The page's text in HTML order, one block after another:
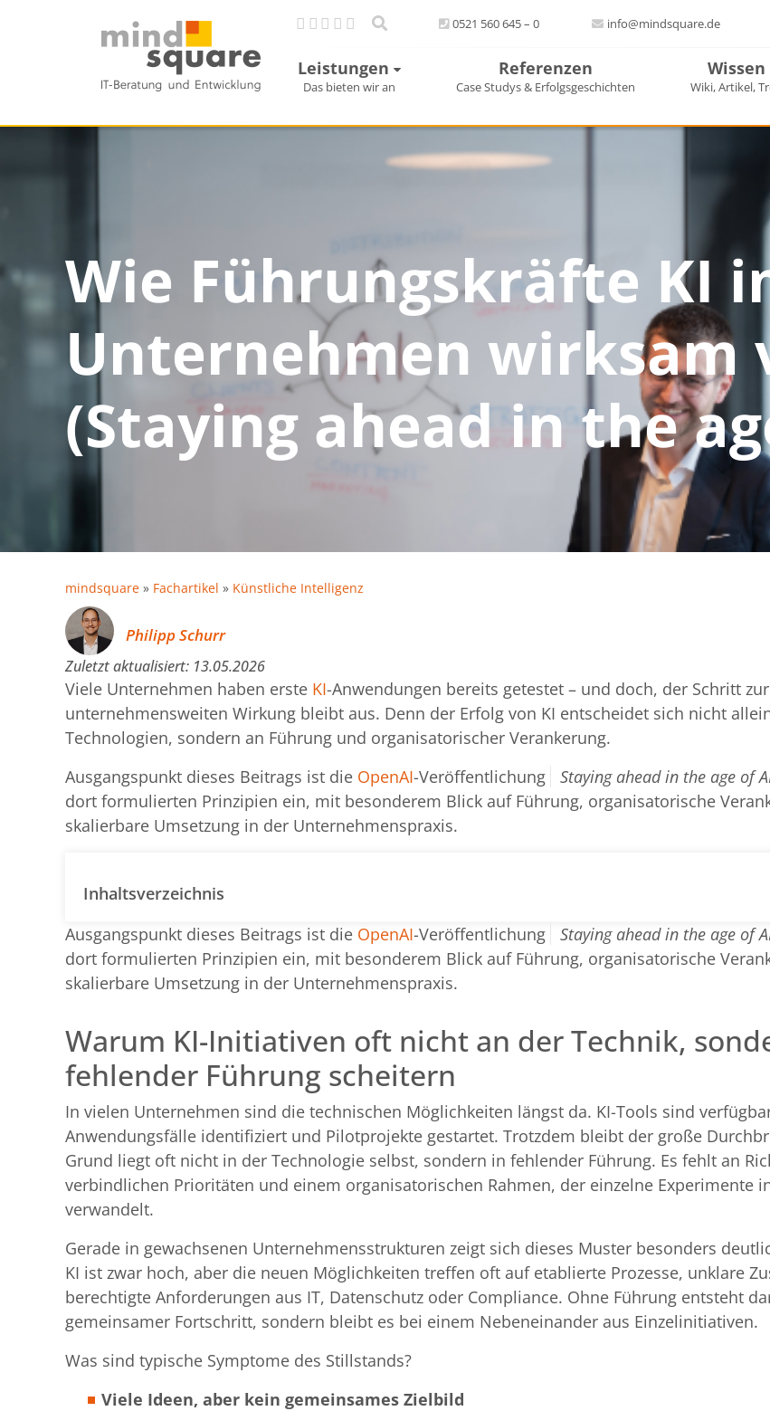
0521 560 645 – 0 info@mindsquare.de
Leistungen
Das bieten wir an
Referenzen
Case Studys & Erfolgsgeschichten
Wissen
Wiki, Artikel,
Wie Führungskräfte KI
Unternehmen wirksam
(Staying ahead in the
mindsquare » Fachartikel » Künstliche Intelligenz
Philipp Schurr
Zuletzt aktualisiert: 13.05.2026
Viele Unternehmen haben erste KI-Anwendungen bereits getestet – und doch, der Schritt zur
unternehmensweiten Wirkung bleibt aus. Denn der Erfolg von KI entscheidet sich nicht
Technologien, sondern an Führung und organisatorischer Verankerung.
Ausgangspunkt dieses Beitrags ist die OpenAI-Veröffentlichung Staying ahead in the age of
dort formulierten Prinzipien ein, mit besonderem Blick auf Führung, organisatorische
skalierbare Umsetzung in der Unternehmenspraxis.
Inhaltsverzeichnis
Ausgangspunkt dieses Beitrags ist die OpenAI-Veröffentlichung Staying ahead in the age of
dort formulierten Prinzipien ein, mit besonderem Blick auf Führung, organisatorische
skalierbare Umsetzung in der Unternehmenspraxis.
Warum KI-Initiativen oft nicht an der Technik,
fehlender Führung scheitern
In vielen Unternehmen sind die technischen Möglichkeiten längst da. KI-Tools sind
Anwendungsfälle identifiziert und Pilotprojekte gestartet. Trotzdem bleibt der große
Grund liegt oft nicht in der Technologie selbst, sondern in fehlender Führung. Es fehlt an
verbindlichen Prioritäten und einem organisatorischen Rahmen, der einzelne Experimente
verwandelt.
Gerade in gewachsenen Unternehmensstrukturen zeigt sich dieses Muster besonders
KI ist zwar hoch, aber die neuen Möglichkeiten treffen oft auf etablierte Prozesse, unklare
berechtigte Anforderungen aus IT, Datenschutz oder Compliance. Ohne Führung entsteht
gemeinsamer Fortschritt, sondern bleibt es bei einem Nebeneinander aus Einzelinitiativen.
Was sind typische Symptome des Stillstands?
Viele Ideen, aber kein gemeinsames Zielbild